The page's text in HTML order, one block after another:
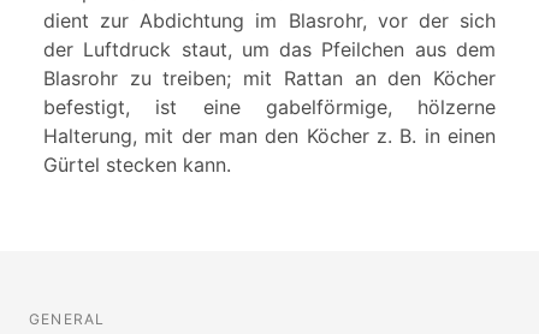
dient zur Abdichtung im Blasrohr, vor der sich
der Luftdruck staut, um das Pfeilchen aus dem
Blasrohr zu treiben; mit Rattan an den Köcher
befestigt, ist eine gabelförmige, hölzerne
Halterung, mit der man den Köcher z. B. in einen
Gürtel stecken kann.
GENERAL